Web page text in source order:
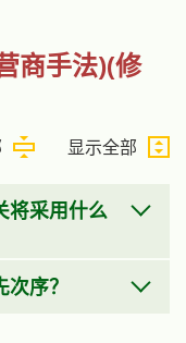
商手法)(修
显示全部
将采用什么
序？